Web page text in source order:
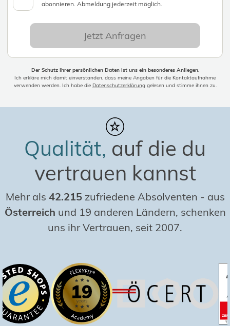
abonnieren. Abmeldung jederzeit möglich.
Jetzt Anfragen
Der Schutz Ihrer persönlichen Daten ist uns ein besonderes Anliegen.
Ich erkläre mich damit einverstanden, dass meine Angaben für die Kontaktaufnahme
verwenden werden. Ich habe die Datenschutzerklärunggelesen und stimme ihnen zu.
Qualität, auf die du
vertrauen kannst
Mehr als 42.215 zufriedene Absolventen - aus
Österreich und 19 anderen Ländern, schenken
uns ihr Vertrauen, seit 2007.